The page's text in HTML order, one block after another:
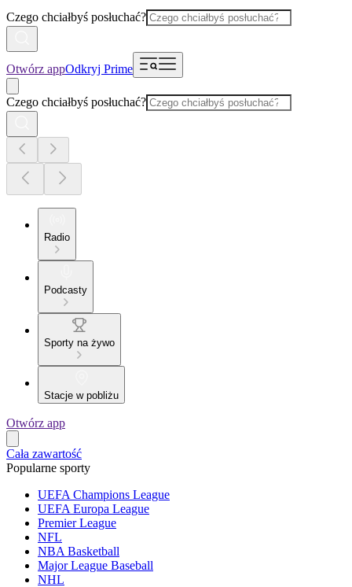
Czego chciałbyś posłuchać?
Otwórz appOdkryj Prime
Czego chciałbyś posłuchać?
Radio
Podcasty
Sporty na żywo
Stacje w pobliżu
Otwórz app
Cała zawartość
Popularne sporty
UEFA Champions League
UEFA Europa League
Premier League
NFL
NBA Basketball
Major League Baseball
NHL